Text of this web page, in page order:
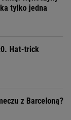
tylko jedna
Hat-trick
z Barceloną?